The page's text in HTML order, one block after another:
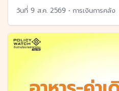
วันที่ 9 ส.ค. 2569 • การเงินการคลัง